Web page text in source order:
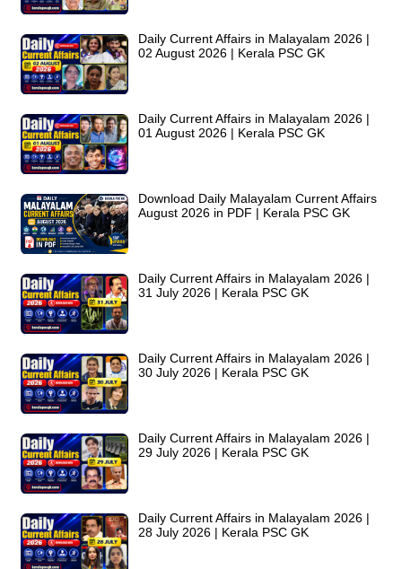
Daily Current Affairs in Malayalam 2026 |
02 August 2026 | Kerala PSC GK
Daily Current Affairs in Malayalam 2026 |
01 August 2026 | Kerala PSC GK
Download Daily Malayalam Current Affairs
August 2026 in PDF | Kerala PSC GK
Daily Current Affairs in Malayalam 2026 |
31 July 2026 | Kerala PSC GK
Daily Current Affairs in Malayalam 2026 |
30 July 2026 | Kerala PSC GK
Daily Current Affairs in Malayalam 2026 |
29 July 2026 | Kerala PSC GK
Daily Current Affairs in Malayalam 2026 |
28 July 2026 | Kerala PSC GK